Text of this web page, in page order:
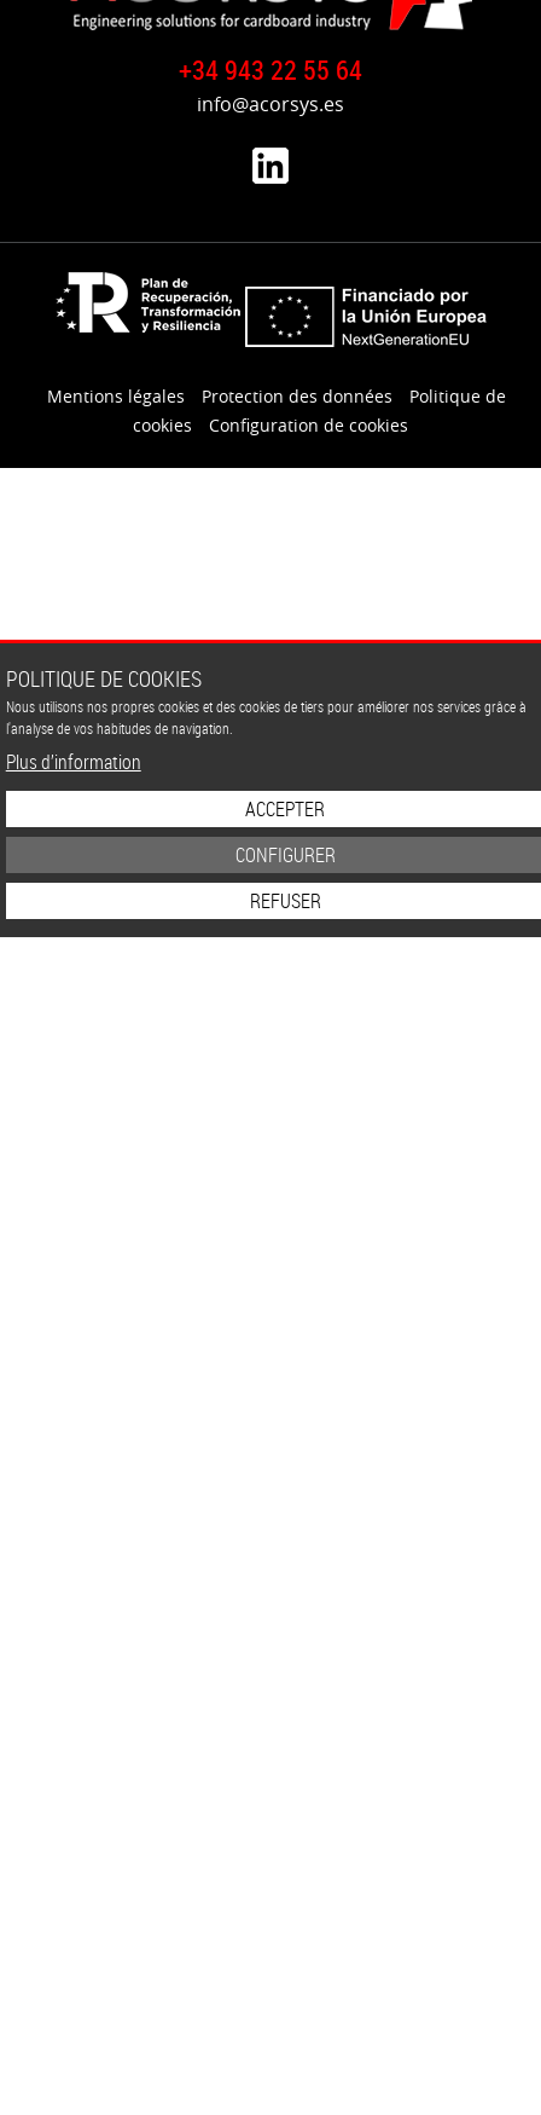
+34 943 22 55 64
info@acorsys.es
Mentions légales Protection des données
Politique de
cookies
Configuration de cookies
POLITIQUE DE COOKIES
Nous utilisons nos propres cookies et des cookies de tiers pour améliorer nos services grâce à
l'analyse de vos habitudes de navigation.
Plus d’information
ACCEPTER
CONFIGURER
REFUSER